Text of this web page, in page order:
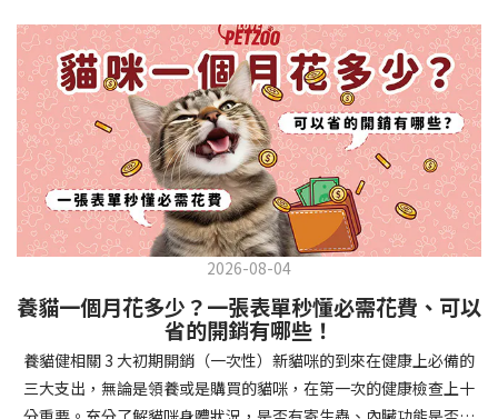
時立即獎勵。另外要處理的常見問題包括咬人、啃咬家具和亂叫。
每當出現不當行為，給予適當替代品（如咬玩具代替咬手），並在
幼犬選擇正確行為時獎勵，這比責罵更有效。社交化訓練 兩個月大
的幼犬正處於社會化黃金期，這階段的經驗將深刻影響未來性格。
安排幼犬接觸不同人類（包括兒童、戴眼鏡的人、使用拐杖的人
等）、各種動物、交通工具和環境聲音。起初保持在安全、受控的
情境中，逐漸增加複雜度。每次正面社交體驗後給予獎勵，建立幼
犬對新事物的積極態度。進階技巧強化 基礎訓練穩固後，可以進入
更複雜的技巧訓練。這包括遠距離控制、不同干擾下的指令遵從、
多步驟動作等。使用延遲獎勵技巧，讓幼犬學會即使沒有立即獎勵
也能保持良好行為。引入不同環境中的訓練，如公園、寵物店等，
幫助幼犬在各種情境下都能聽從指令。維持良好習慣 成功的訓練不
是一次性的，而是需要持續維護。即使幼犬已經掌握所有技能，也
要定期複習，防止行為退化。將訓練融入日常生活，如出門前的
下降，表示身體狀況不佳，應儘快就醫！📌 貓咪拉肚子判斷步驟5：
檢查是否需要帶去看獸醫 如果拉肚子 1~2 次但精神好、食慾正常，
可以先觀察，如果腹瀉超過 48 小時或水狀腹瀉 + 嗜睡、食慾下降、
嘔吐 應立即就醫。 透過這 5 個步驟，你可以快速判斷貓咪拉肚子的
原因與嚴重程度，確保毛孩的腸胃健康！如果不確定情況，還是建
議讓獸醫檢查，才能安心哦！🐾💖4種高風險群貓咪拉肚子要小心高
風險貓咪包含：幼貓、老貓、懷孕貓、有慢性疾病貓，這些貓咪在
身體狀況出現警訊時要特別注意，如拉肚子次數超過2次以上，就建
議直接尋求獸醫協助。2要訣判斷貓咪拉肚子要不要看醫生 高風險貓
的貓咪，如拉肚子超過2-3天，建議直接尋求獸醫師協助。並記得提
供觀察紀錄給予獸醫師進行專業判斷。貓咪拉肚子但精神很好？如
果飼主有發現貓咪拉肚子的情形，但貓咪的精神很好。有可能與飲
食方便相關，回想是否進食新的食物，或是正進行飼料更換的過
兩全其美！貓咪掉毛原因1. 皮膚問題貓咪皮膚問題是造成掉毛的常
見兇手！皮膚發炎、感染或是長期搔癢，都會讓貓咪的毛髮失去健
康光澤並大量脫落。常見的皮膚問題包括皮膚黴菌、細菌感染、疥
癬蟲等寄生蟲，甚至是皮膚過度乾燥。如果發現貓咪皮膚有紅腫、
結痂、脫屑或異常氣味，同時伴隨掉毛，建議盡快帶牠看獸醫哦！
貓咪掉毛原因2. 過敏誰說只有人類會過敏？貓咪也會！貓咪可能對
環境中的塵蟎、花粉、清潔劑，甚至是食物中的某些成分產生過敏
反應。過敏症狀不只是打噴嚏、流眼淚，還會引起皮膚搔癢和掉毛
問題。特別是食物過敏，更是常被忽略的掉毛元兇！如果貓咪經常
抓癢或舔舐特定部位，同時伴隨掉毛，很可能是過敏在作怪呢！貓
咪掉毛原因3. 營養不足貓咪的毛髮健康與營養息息相關！當貓咪飲
食中缺乏必要的蛋白質、脂肪酸（尤其是Omega-3和Omega-
6）、維生素或礦物質時，毛髮就會變得乾燥、脆弱，容易斷裂脫
落。長期餵食低品質或不均衡的貓糧，可能使貓咪營養不良，進而
2026-08-04
養貓一個月花多少？一張表單秒懂必需花費、可以
省的開銷有哪些！
養貓健相關 3 大初期開銷（一次性）新貓咪的到來在健康上必備的
三大支出，無論是領養或是購買的貓咪，在第一次的健康檢查上十